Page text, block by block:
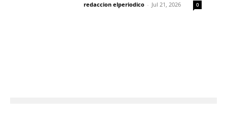
redaccion elperiodico - Jul 21, 2026 0